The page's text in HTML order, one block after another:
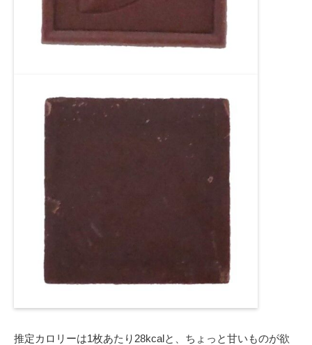
推定カロリーは1枚あたり28kcalと、ちょっと甘いものが欲